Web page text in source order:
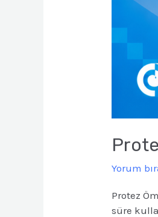
Yorum
Protez
süre